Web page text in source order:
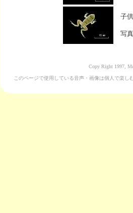
子
写
Copy Right 1997,
このページで使用している音声・画像は個人で楽